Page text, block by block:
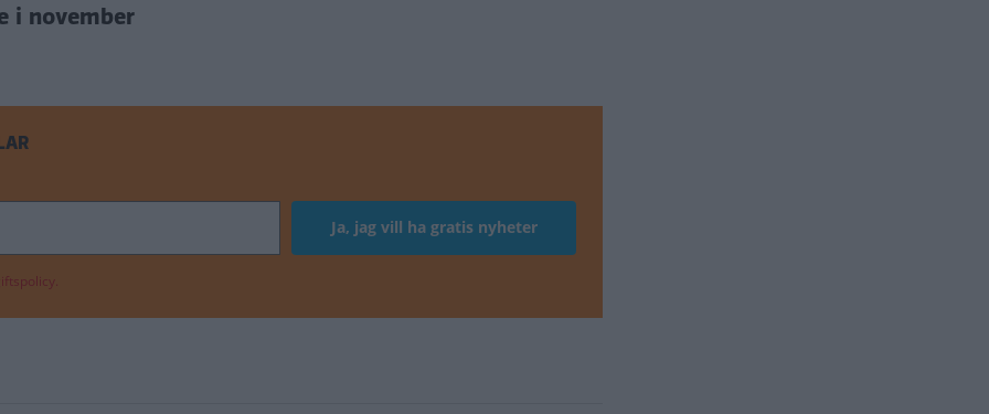
i november